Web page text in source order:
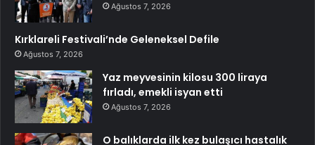
Ağustos 7, 2026
Kırklareli Festivali’nde Geleneksel Defile
Ağustos 7, 2026
Yaz meyvesinin kilosu 300 liraya
fırladı, emekli isyan etti
Ağustos 7, 2026
O balıklarda ilk kez bulaşıcı hastalık